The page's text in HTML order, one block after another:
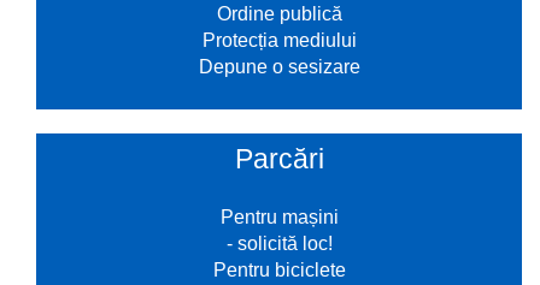
Ordine publică
Protecția mediului
Depune o sesizare
Parcări
Pentru mașini
- solicită loc!
Pentru biciclete